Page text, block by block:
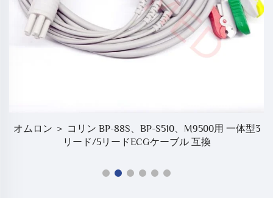
オムロン ＞ コリン BP-88S、BP-S510、M9500用 一体型3
リード/5リードECGケーブル 互換